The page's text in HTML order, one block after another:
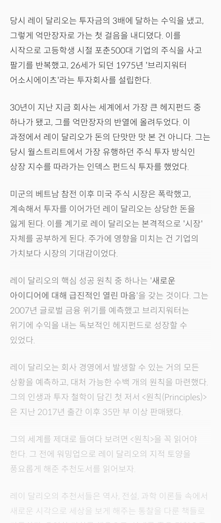
당시 레이 달리오는 투자금의 3배에 달하는 수익을 냈고,
그렇게 억만장자로 가는 첫 걸음을 내디뎠다. 이를
시작으로 고등학생 시절 포춘500대 기업의 주식을 사고
팔기를 반복했고, 26세가 되던 1975년 '브리지워터
어소시에이츠'라는 투자회사를 설립한다.
30년이 지난 지금 회사는 세계에서 가장 큰 헤지펀드 중
하나가 됐고, 그를 억만장자의 반열에 올려두었다. 이
과정에서 레이 달리오가 돈의 단맛만 맛 본 건 아니다. 그는
당시 월스트리트에서 가장 유행하던 주식 투자 방식인
상장 지수를 따라가는 인덱스 펀드식 투자를 했었다.
미군의 베트남 참전 이후 미국 주식 시장은 폭락했고,
계속해서 투자를 이어가던 레이 달리오는 상당한 돈을
잃게 된다. 이를 계기로 레이 달리오는 본격적으로 '시장'
자체를 공부하게 된다. 주가에 영향을 미치는 건 기업의
가치보다 시장의 기대감이었다.
레이 달리오의 핵심 성공 원칙 중 하나는 '새로운
아이디어에 대해 급진적인 열린 마음'을 갖는 것이다. 그는
2007년 글로벌 금융 위기를 예측했고 브리지워터는
위기에 수익을 내는 독보적인 헤지펀드로 성장할 수
있었다.
레이 달리오는 회사 경영에서 발생할 수 있는 거의 모든
상황을 예측하고, 대처 가능한 수백 개의 원칙을 마련했다.
그의 인생과 투자 철학이 담긴 첫 저서 <원칙(Principles)>
은 지난 2017년 출간 이후 35만 부 이상 판매됐다.
그의 세계를 제대로 들여다 보려면 <원칙>을 꼭 읽어야
한다. 그 전에 워밍업으로 레이 달리오의 지적 토양을
풍요롭게 해준 추천도서를 읽어보자.
레이 달리오의 추천서들은 역사, 전설, 과학 이론들 속에서
새로운 시각으로 세상을 보게 해주는 통찰을 다룬 책들로